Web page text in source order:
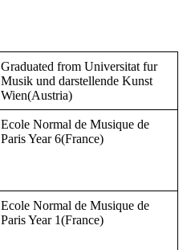
Graduated from Universitat fur
Musik und darstellende Kunst
Wien(Austria)
Ecole Normal de Musique de
Paris Year 6(France)
Ecole Normal de Musique de
Paris Year 1(France)